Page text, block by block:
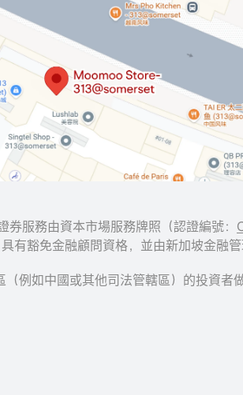
服務由資本市場服務牌照（認證編號：
豁免金融顧問資格，並由新加坡金融管
例如中國或其他司法管轄區）的投資者